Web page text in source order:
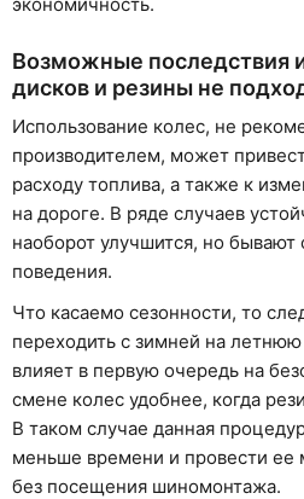
экономичность.
Возможные последствия
дисков и резины не
Использование колес, не
производителем, может
расходу топлива, а также к
на дороге. В ряде случаев
наоборот улучшится, но бывают
поведения.
Что касаемо сезонности, то
переходить с зимней на
влияет в первую очередь на
смене колес удобнее, когда
В таком случае данная
меньше времени и провести ее
без посещения шиномонтажа.